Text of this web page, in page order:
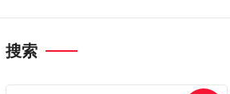
搜索